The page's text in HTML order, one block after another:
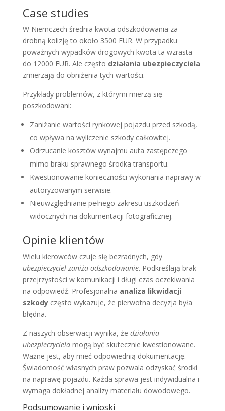
Case studies
W Niemczech średnia kwota odszkodowania za
drobną kolizję to około 3500 EUR. W przypadku
poważnych wypadków drogowych kwota ta wzrasta
do 12000 EUR. Ale często działania ubezpieczyciela
zmierzają do obniżenia tych wartości.
Przykłady problemów, z którymi mierzą się
poszkodowani:
Zaniżanie wartości rynkowej pojazdu przed szkodą,
co wpływa na wyliczenie szkody całkowitej.
Odrzucanie kosztów wynajmu auta zastępczego
mimo braku sprawnego środka transportu.
Kwestionowanie konieczności wykonania naprawy w
autoryzowanym serwisie.
Nieuwzględnianie pełnego zakresu uszkodzeń
widocznych na dokumentacji fotograficznej.
Opinie klientów
Wielu kierowców czuje się bezradnych, gdy
ubezpieczyciel zaniża odszkodowanie. Podkreślają brak
przejrzystości w komunikacji i długi czas oczekiwania
na odpowiedź. Profesjonalna analiza likwidacji
szkodyczęsto wykazuje, że pierwotna decyzja była
błędna.
Z naszych obserwacji wynika, że działania
ubezpieczycielamogą być skutecznie kwestionowane.
Ważne jest, aby mieć odpowiednią dokumentację.
Świadomość własnych praw pozwala odzyskać środki
na naprawę pojazdu. Każda sprawa jest indywidualna i
wymaga dokładnej analizy materiału dowodowego.
Podsumowanie i wnioski